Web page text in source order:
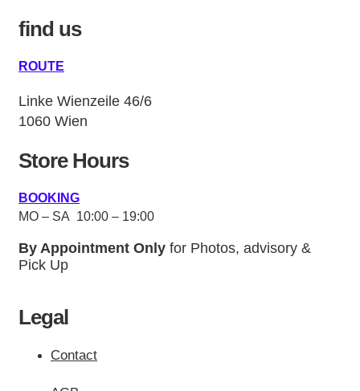
find us
ROUTE
Linke Wienzeile 46/6
1060 Wien
Store Hours
BOOKING
MO – SA 10:00 – 19:00
By Appointment Only for Photos, advisory &
Pick Up
Legal
Contact